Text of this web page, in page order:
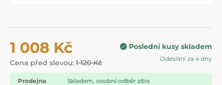
1 008 Kč
Cena před slevou: 1 120 Kč
Poslední kusy skladem
Odeslání za 4 dny
Prodejna
Skladem, osobní odběr zítra